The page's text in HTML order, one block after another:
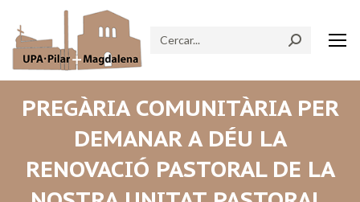
Search:
PREGÀRIA COMUNITÀRIA PER
DEMANAR A DÉU LA
RENOVACIÓ PASTORAL DE LA